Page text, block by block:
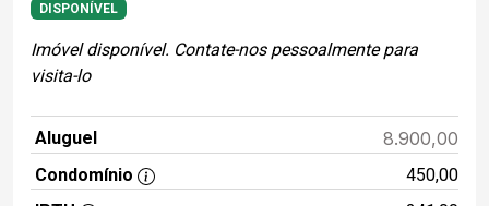
DISPONÍVEL
Imóvel disponível. Contate-nos pessoalmente para
visita-lo
Aluguel 8.900,00
Condomínio
450,00